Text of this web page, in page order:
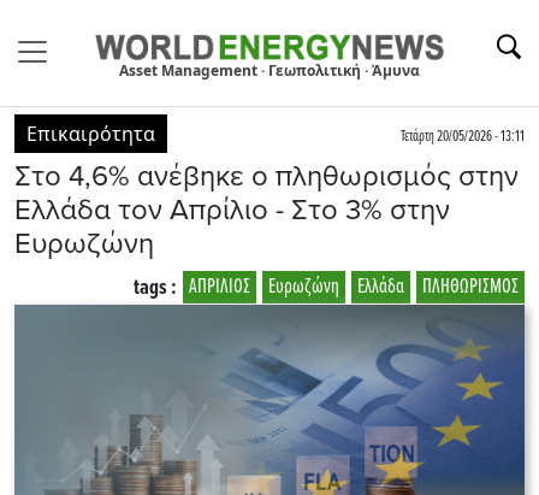
Asset Management · Γεωπολιτική · Άμυνα
Επικαιρότητα Τετάρτη 20/05/2026 - 13:11
Στο 4,6% ανέβηκε ο πληθωρισμός στην
Eλλάδα τον Απρίλιο - Στο 3% στην
Ευρωζώνη
ΠΛΗΘΩΡΙΣΜΟΣ
Ελλάδα
Ευρωζώνη
ΑΠΡΙΛΙΟΣ
tags :